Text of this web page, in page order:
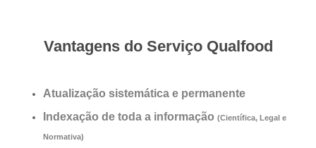
Vantagens do Serviço Qualfood
Atualização sistemática e permanente
Indexação de toda a informação(Científica, Legal e
Normativa)